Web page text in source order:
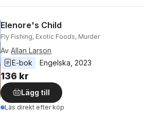
Elenore's Child
Fly Fishing, Exotic Foods, Murder
Av Allan Larson
E-bok
Engelska 2023
136 kr
Lägg till
Läs direkt efter köp